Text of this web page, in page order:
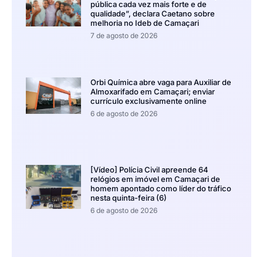
pública cada vez mais forte e de
qualidade”, declara Caetano sobre
melhoria no Ideb de Camaçari
7 de agosto de 2026
Orbi Química abre vaga para Auxiliar de
Almoxarifado em Camaçari; enviar
currículo exclusivamente online
6 de agosto de 2026
[Vídeo] Polícia Civil apreende 64
relógios em imóvel em Camaçari de
homem apontado como líder do tráfico
nesta quinta-feira (6)
6 de agosto de 2026